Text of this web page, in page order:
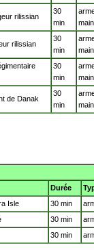
rilissian
30
min
rilissian
30
min
30
min
de Danak
30
min
Durée
Isle
30 min
30 min
30 min